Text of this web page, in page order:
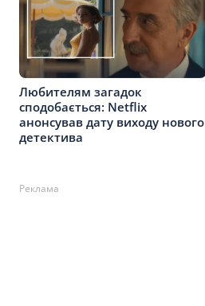
Любителям загадок
сподобається: Netflix
анонсував дату виходу нового
детектива
Реклама